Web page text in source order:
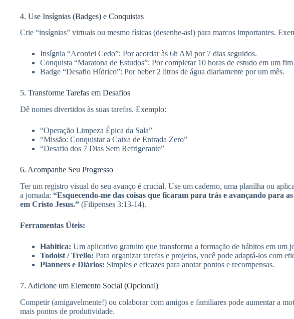
4. Use Insígnias (Badges) e Conquistas
Crie “insígnias” virtuais ou mesmo físicas (desenhe-as!) para marcos importantes.
Insígnia “Acordei Cedo”: Por acordar às 6h AM por 7 dias seguidos.
Conquista “Maratona de Estudos”: Por completar 10 horas de estudo em um fim
Badge “Desafio Hídrico”: Por beber 2 litros de água diariamente por um mês.
5. Transforme Tarefas em Desafios
Dê nomes divertidos às suas tarefas. Exemplo:
“Operação Limpeza Épica da Sala”
“Missão: Conquistar a Caixa de Entrada Zero”
“Desafio dos 7 Dias Sem Refrigerante”
6. Acompanhe Seu Progresso
Ter um registro visual do seu avanço é crucial. Use um caderno, uma planilha ou
a jornada: “Esquecendo-me das coisas que ficaram para trás e avançando para
em Cristo Jesus.” (Filipenses 3:13-14).
Ferramentas Úteis:
Habitica: Um aplicativo gratuito que transforma a formação de hábitos em um
Todoist / Trello: Para organizar tarefas e projetos, você pode adaptá-los com
Planners e Diários: Simples e eficazes para anotar pontos e recompensas.
7. Adicione um Elemento Social (Opcional)
Competir (amigavelmente!) ou colaborar com amigos e familiares pode aumentar a
mais pontos de produtividade.